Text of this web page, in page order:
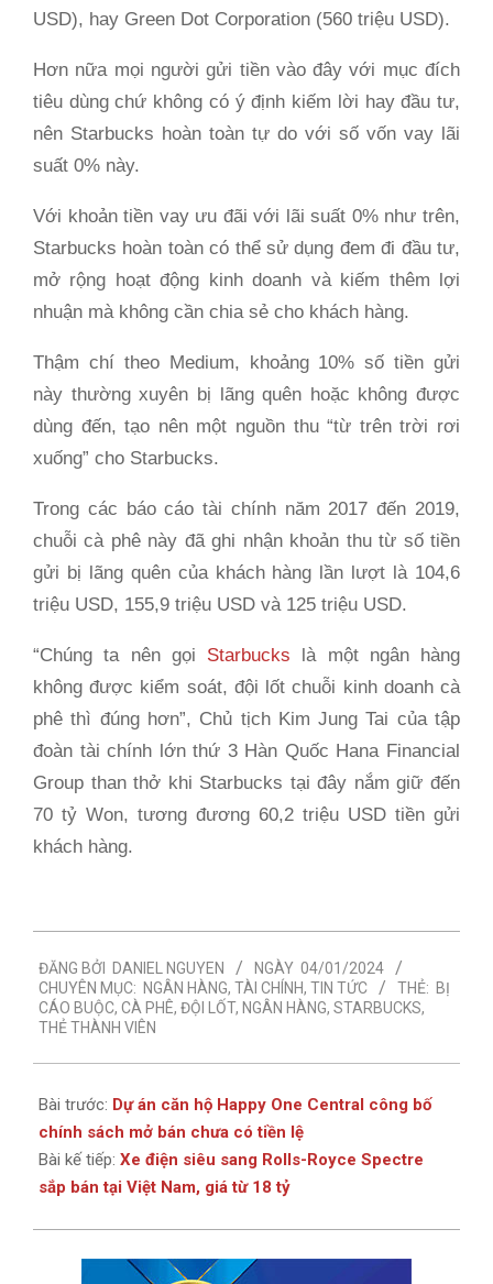
USD), hay Green Dot Corporation (560 triệu USD).
Hơn nữa mọi người gửi tiền vào đây với mục đích
tiêu dùng chứ không có ý định kiếm lời hay đầu tư,
nên Starbucks hoàn toàn tự do với số vốn vay lãi
suất 0% này.
Với khoản tiền vay ưu đãi với lãi suất 0% như trên,
Starbucks hoàn toàn có thể sử dụng đem đi đầu tư,
mở rộng hoạt động kinh doanh và kiếm thêm lợi
nhuận mà không cần chia sẻ cho khách hàng.
Thậm chí theo Medium, khoảng 10% số tiền gửi
này thường xuyên bị lãng quên hoặc không được
dùng đến, tạo nên một nguồn thu “từ trên trời rơi
xuống” cho Starbucks.
Trong các báo cáo tài chính năm 2017 đến 2019,
chuỗi cà phê này đã ghi nhận khoản thu từ số tiền
gửi bị lãng quên của khách hàng lần lượt là 104,6
triệu USD, 155,9 triệu USD và 125 triệu USD.
“Chúng ta nên gọi Starbucks là một ngân hàng
không được kiểm soát, đội lốt chuỗi kinh doanh cà
phê thì đúng hơn”, Chủ tịch Kim Jung Tai của tập
đoàn tài chính lớn thứ 3 Hàn Quốc Hana Financial
Group than thở khi Starbucks tại đây nắm giữ đến
70 tỷ Won, tương đương 60,2 triệu USD tiền gửi
khách hàng.
01-
04
ĐĂNG BỞI DANIEL NGUYEN NGÀY 04/01/2024
CHUYÊN MỤC: NGÂN HÀNG, TÀI CHÍNH, TIN TỨC THẺ: BỊ
CÁO BUỘC, CÀ PHÊ, ĐỘI LỐT, NGÂN HÀNG, STARBUCKS,
THẺ THÀNH VIÊN
Bài trước: Dự án căn hộ Happy One Central công bố
chính sách mở bán chưa có tiền lệ
Bài kế tiếp: Xe điện siêu sang Rolls-Royce Spectre
sắp bán tại Việt Nam, giá từ 18 tỷ